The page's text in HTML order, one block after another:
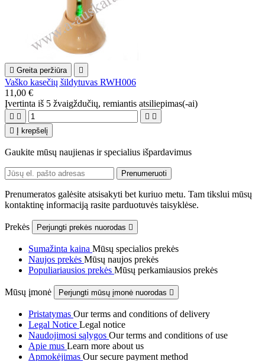
 Greita peržiūra 
Vaško kasečių šildytuvas RWH006
11,00 €
Įvertinta iš 5 žvaigždučių, remiantis atsiliepimas(-ai)
   

Į krepšelį
Gaukite mūsų naujienas ir specialius išpardavimus
Prenumeratos galėsite atsisakyti bet kuriuo metu. Tam tikslui mūsų
kontaktinę informaciją rasite parduotuvės taisyklėse.
Prekės Perjungti prekės nuorodas 
Sumažinta kaina Mūsų specialios prekės
Naujos prekės Mūsų naujos prekės
Populiariausios prekės Mūsų perkamiausios prekės
Mūsų įmonė Perjungti mūsų įmonė nuorodas 
Pristatymas Our terms and conditions of delivery
Legal Notice Legal notice
Naudojimosi sąlygos Our terms and conditions of use
Apie mus Learn more about us
Apmokėjimas Our secure payment method